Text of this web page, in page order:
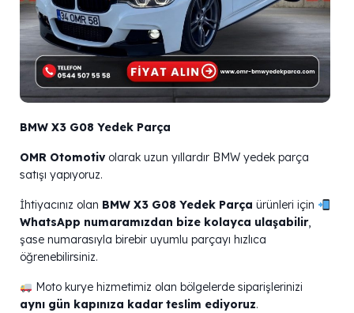
BMW X3 G08 Yedek Parça
OMR Otomotivolarak uzun yıllardır BMW yedek parça
satışı yapıyoruz.
İhtiyacınız olan BMW X3 G08 Yedek Parça ürünleri için
WhatsApp numaramızdan bize kolayca ulaşabilir,
şase numarasıyla birebir uyumlu parçayı hızlıca
öğrenebilirsiniz.
Moto kurye hizmetimiz olan bölgelerde siparişlerinizi
aynı gün kapınıza kadar teslim ediyoruz.